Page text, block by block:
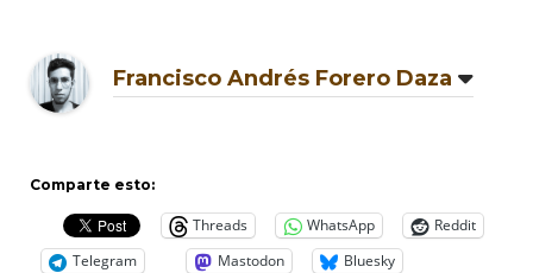
Francisco Andrés Forero Daza
Comparte esto:
Threads WhatsApp
Reddit
Telegram
Mastodon Bluesky